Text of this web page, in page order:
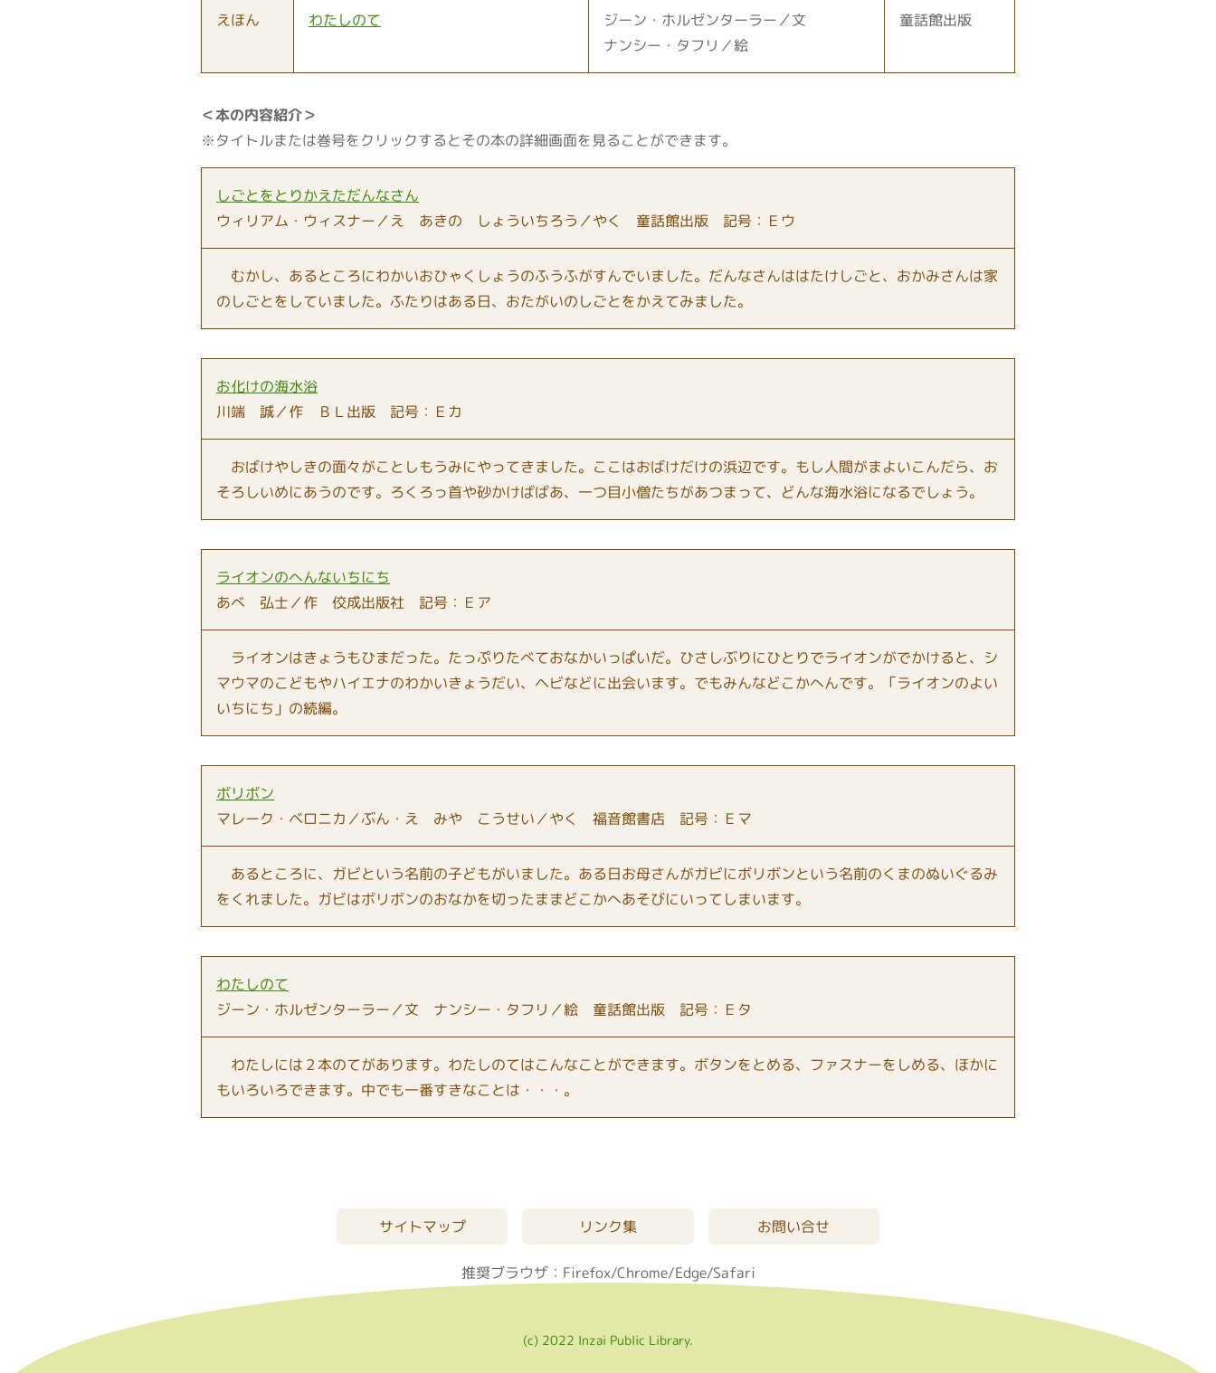
えほん わたしのて
ジーン・ホルゼンターラー／文
ナンシー・タフリ／絵
童話館出版
＜本の内容紹介＞
※タイトルまたは巻号をクリックするとその本の詳細画面を見ることができます。
しごとをとりかえただんなさん
ウィリアム・ウィスナー／え あきの しょういちろう／やく 童話館出版 記号：Ｅウ
むかし、あるところにわかいおひゃくしょうのふうふがすんでいました。だんなさんははたけしごと、おかみさんは家
のしごとをしていました。ふたりはある日、おたがいのしごとをかえてみました。
お化けの海水浴
川端 誠／作 ＢＬ出版 記号：Ｅカ
おばけやしきの面々がことしもうみにやってきました。ここはおばけだけの浜辺です。もし人間がまよいこんだら、お
そろしいめにあうのです。ろくろっ首や砂かけばばあ、一つ目小僧たちがあつまって、どんな海水浴になるでしょう。
ライオンのへんないちにち
あべ 弘士／作 佼成出版社 記号：Ｅア
ライオンはきょうもひまだった。たっぷりたべておなかいっぱいだ。ひさしぶりにひとりでライオンがでかけると、シ
マウマのこどもやハイエナのわかいきょうだい、ヘビなどに出会います。でもみんなどこかへんです。「ライオンのよい
いちにち」の続編。
ボリボン
マレーク・ベロニカ／ぶん・え みや こうせい／やく 福音館書店 記号：Ｅマ
あるところに、ガビという名前の子どもがいました。ある日お母さんがガビにボリボンという名前のくまのぬいぐるみ
をくれました。ガビはボリボンのおなかを切ったままどこかへあそびにいってしまいます。
わたしのて
ジーン・ホルゼンターラー／文 ナンシー・タフリ／絵 童話館出版 記号：Ｅタ
わたしには２本のてがあります。わたしのてはこんなことができます。ボタンをとめる、ファスナーをしめる、ほかに
もいろいろできます。中でも一番すきなことは・・・。
サイトマップ リンク集 お問い合せ
推奨ブラウザ：Firefox/Chrome/Edge/Safari
(c) 2022 Inzai Public Library.